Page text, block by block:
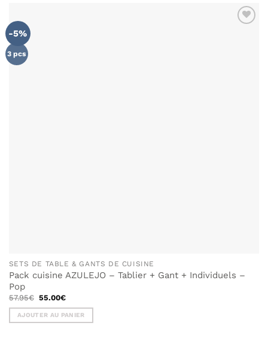
-5%
3 pcs
SETS DE TABLE & GANTS DE CUISINE
Pack cuisine AZULEJO – Tablier + Gant + Individuels –
Pop
57.95€ Le
initial
était :
57.95€.
55.00€Le
actuel
est :
55.00€.
AJOUTER AU PANIER